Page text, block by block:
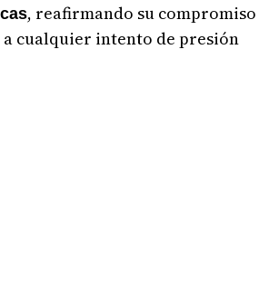
, reafirmando su compromiso
cualquier intento de presión